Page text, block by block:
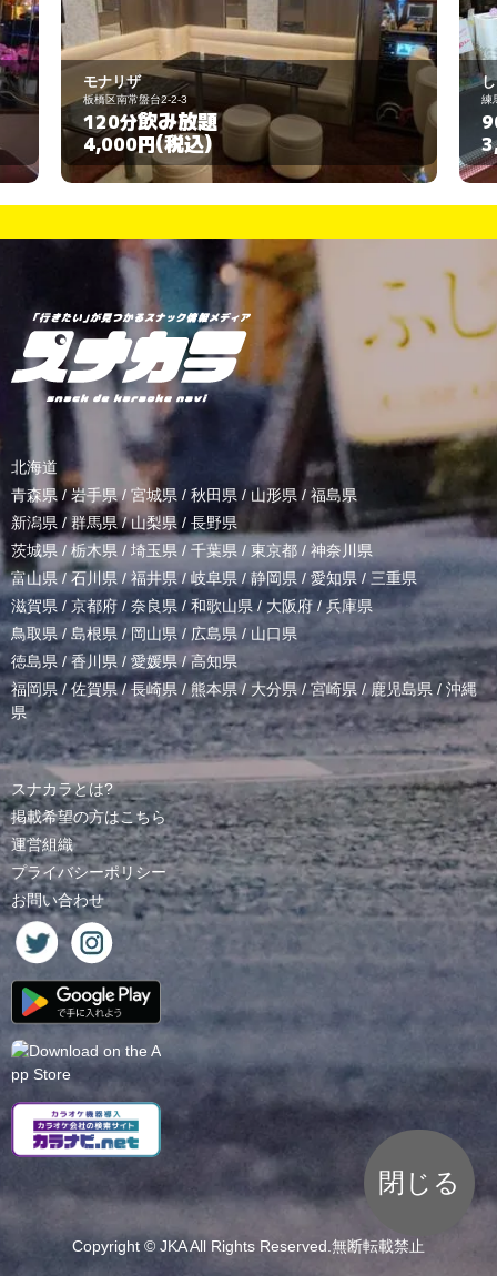
しぇり
練馬区北町2-17-10
90分飲み放題
3,000円(税込)
北海道
青森県 / 岩手県/ 宮城県 / 秋田県 / 山形県/ 福島県
新潟県 /群馬県/山梨県 / 長野県
茨城県 / 栃木県 / 埼玉県 / 千葉県 / 東京都 / 神奈川県
富山県 /石川県/福井県/岐阜県 / 静岡県 / 愛知県 / 三重県
滋賀県 / 京都府 / 奈良県 / 和歌山県/ 大阪府 /兵庫県
鳥取県/ 島根県 /岡山県/ 広島県 / 山口県
徳島県 /香川県 / 愛媛県/高知県
福岡県/佐賀県/長崎県 /熊本県/ 大分県/宮崎県 /鹿児島県 / 沖縄
県
スナカラとは?
掲載希望の方はこちら
運営組織
プライバシーポリシー
お問い合わせ
Copyright © JKAAll Rights Reserved.無断転載禁止
閉じる